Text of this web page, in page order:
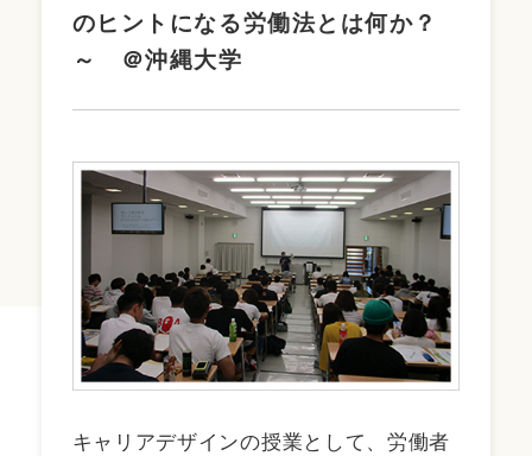
のヒントになる労働法とは何か？
～ ＠沖縄大学
キャリアデザインの授業として、労働者